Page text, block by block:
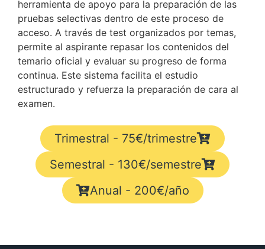
herramienta de apoyo para la preparación de las
pruebas selectivas dentro de este proceso de
acceso. A través de test organizados por temas,
permite al aspirante repasar los contenidos del
temario oficial y evaluar su progreso de forma
continua. Este sistema facilita el estudio
estructurado y refuerza la preparación de cara al
examen.
Trimestral - 75€/trimestre
Semestral - 130€/semestre
Anual - 200€/año